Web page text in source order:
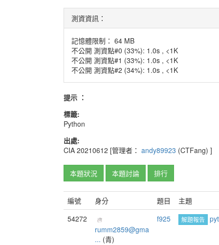
測資資訊：
記憶體限制： 64 MB
不公開 測資點#0 (33%): 1.0s , <1K
不公開 測資點#1 (33%): 1.0s , <1K
不公開 測資點#2 (34%): 1.0s , <1K
提示 ：
標籤:
Python
出處:
CIA 20210612 [管理者： andy89923 (CTFang) ]
本題狀況 本題討論 排行
編號 身分 題目
主題
54272
rumm2859@gma
... (青)
f925 解題報告